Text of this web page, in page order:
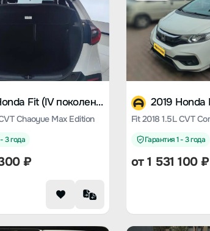
2021 Honda Fit (IV поколение)
Chaoyue Max Edition
3 года
₽
Гарантия 1 - 3 года
от1 531 100₽